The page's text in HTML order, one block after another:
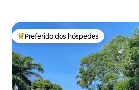
Entre os melhores preferidos dos
Preferido dos hóspedes